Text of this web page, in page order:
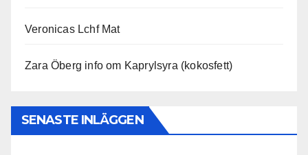
Veronicas Lchf Mat
Zara Öberg info om Kaprylsyra (kokosfett)
SENASTE INLÄGGEN